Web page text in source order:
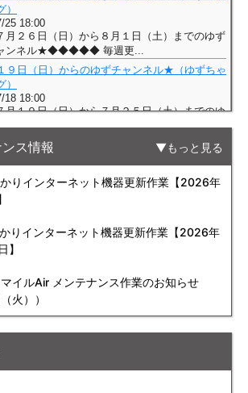
ス情報 もっと見る
りインターネット機器更新作業【2026年
りインターネット機器更新作業【2026年
】
イルAir メンテナンス作業のお知らせ
火））